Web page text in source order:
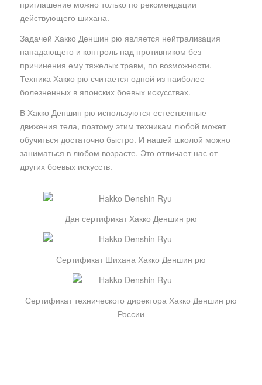
приглашение можно только по рекомендации
действующего шихана.
Задачей Хакко Деншин рю является нейтрализация
нападающего и контроль над противником без
причинения ему тяжелых травм, по возможности.
Техника Хакко рю считается одной из наиболее
болезненных в японских боевых искусствах.
В Хакко Деншин рю используются естественные
движения тела, поэтому этим техникам любой может
обучиться достаточно быстро. И нашей школой можно
заниматься в любом возрасте. Это отличает нас от
других боевых искусств.
Дан сертификат Хакко Деншин рю
Сертификат Шихана Хакко Деншин рю
Сертификат технического директора Хакко Деншин рю
России